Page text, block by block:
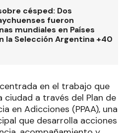
césped: Dos
fueron
mundiales en Países
la Selección Argentina +40
en el trabajo que
ciudad a través del Plan de
en Adicciones (PPAA), una
que desarrolla acciones